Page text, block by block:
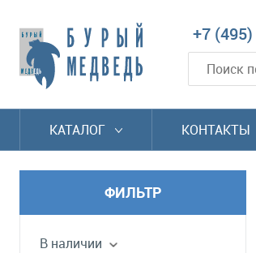
+7
КАТАЛОГ КОНТАКТЫ
ФИЛЬТР
В наличии